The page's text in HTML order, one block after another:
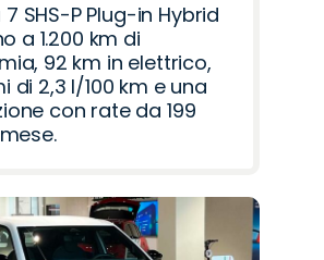
SHS-P Plug-in Hybrid
a 1.200 km di
92 km in elettrico,
di 2,3 l/100 km e una
con rate da 199